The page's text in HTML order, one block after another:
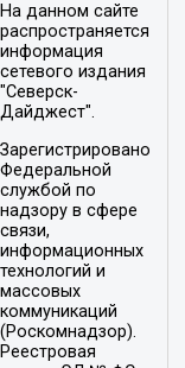
На данном сайте
распространяется
информация
сетевого издания
"Северск-
Дайджест".
Зарегистрировано
Федеральной
службой по
надзору в сфере
связи,
информационных
технологий и
массовых
коммуникаций
(Роскомнадзор).
Реестровая